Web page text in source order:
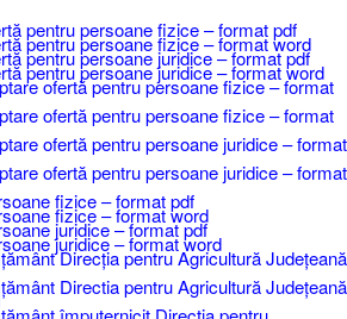
pentru persoane fizice – format pdf
pentru persoane fizice – format word
pentru persoane juridice – format pdf
pentru persoane juridice – format word
ofertă pentru persoane fizice – format
ofertă pentru persoane fizice – format
ofertă pentru persoane juridice – format
ofertă pentru persoane juridice – format
fizice – format pdf
fizice – format word
juridice – format pdf
juridice – format word
Direcția pentru Agricultură Județeană
Directia pentru Agricultură Județeană